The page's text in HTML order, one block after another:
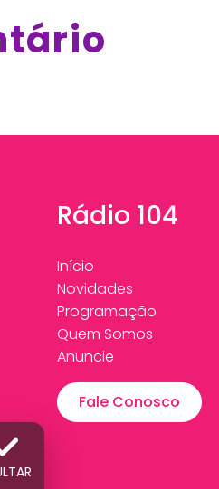
Rádio 104
Início
Novidades
Programação
Quem Somos
Anuncie
Fale Conosco